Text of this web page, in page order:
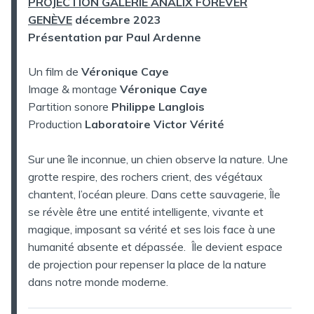
GENÈVE décembre 2023
Présentation par Paul Ardenne
Un film de Véronique Caye
Image & montage Véronique Caye
Partition sonore Philippe Langlois
Production Laboratoire Victor Vérité
Sur une île inconnue, un chien observe la nature. Une
grotte respire, des rochers crient, des végétaux
chantent, l’océan pleure. Dans cette sauvagerie, Île
se révèle être une entité intelligente, vivante et
magique, imposant sa vérité et ses lois face à une
humanité absente et dépassée. Île devient espace
de projection pour repenser la place de la nature
dans notre monde moderne.